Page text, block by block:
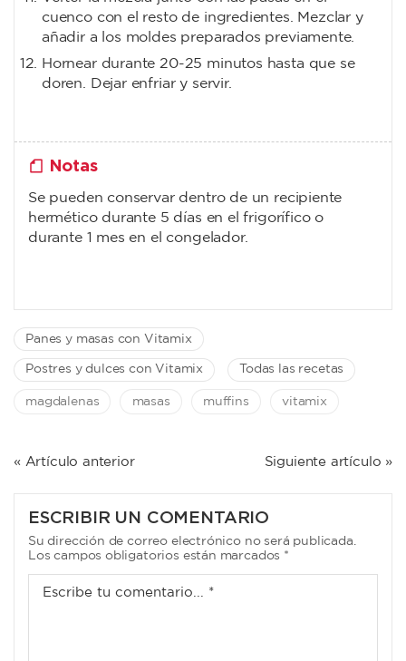
cuenco con el resto de ingredientes. Mezclar y
añadir a los moldes preparados previamente.
Hornear durante 20-25 minutos hasta que se
doren. Dejar enfriar y servir.
Notas
Se pueden conservar dentro de un recipiente
hermético durante 5 días en el frigorífico o
durante 1 mes en el congelador.
Panes y masas con Vitamix
Postres y dulces con Vitamix Todas las recetas
magdalenas masas muffins vitamix
NAVEGACIÓN
ENTRADAS
« Artículo anterior Siguiente artículo »
ESCRIBIR UN COMENTARIO
Su dirección de correo electrónico no será publicada.
Los campos obligatorios están marcados *